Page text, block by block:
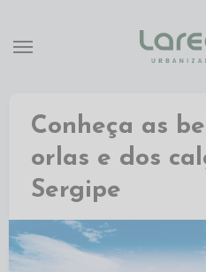
Conheça as
orlas e dos
Sergipe